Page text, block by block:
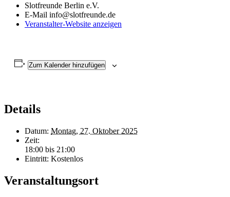
Slotfreunde Berlin e.V.
E-Mail info@slotfreunde.de
Veranstalter-Website anzeigen
Zum Kalender hinzufügen
Details
Datum: Montag, 27. Oktober 2025
Zeit:
18:00 bis 21:00
Eintritt: Kostenlos
Veranstaltungsort